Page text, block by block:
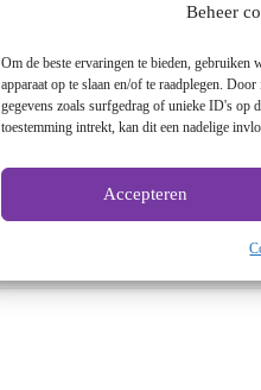
Beheer
Om de beste ervaringen te bieden,
apparaat op te slaan en/of te raadplegen.
gegevens zoals surfgedrag of unieke ID's op
toestemming intrekt, kan dit een nadelige
Accepteren